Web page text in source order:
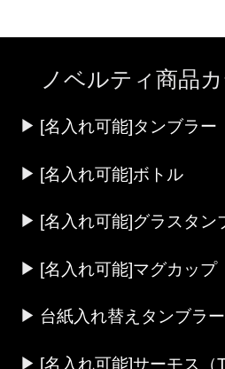
ノベルティ商品
[名入れ可能]タンブラー
[名入れ可能]ボトル
[名入れ可能]グラスタン
[名入れ可能]マグカップ
台紙入れ替えタンブラー
[名入れ可能]サーモス（